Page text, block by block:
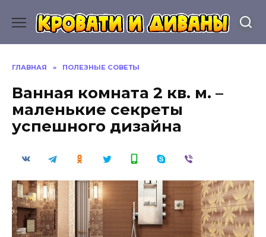
содержанию
ГЛАВНАЯ » ПОЛЕЗНЫЕ СОВЕТЫ
Ванная комната 2 кв. м. –
маленькие секреты
успешного дизайна